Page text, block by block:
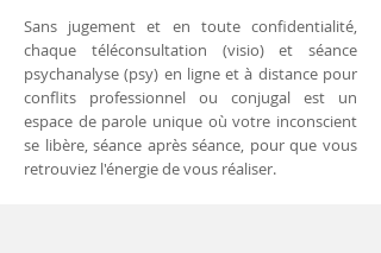
Sans jugement et en toute confidentialité,
chaque téléconsultation (visio) et séance
psychanalyse (psy) en ligne et à distance pour
conflits professionnel ou conjugal est un
espace de parole unique où votre inconscient
se libère, séance après séance, pour que vous
retrouviez l'énergie de vous réaliser.